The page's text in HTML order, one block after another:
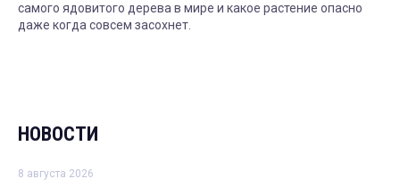
самого ядовитого дерева в мире и какое растение опасно
даже когда совсем засохнет.
НОВОСТИ
8 августа 2026